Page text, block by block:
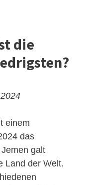
die
einem
das
galt
Land der Welt.